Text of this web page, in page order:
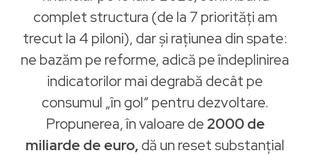
complet structura (de la 7 priorități am
trecut la 4 piloni), dar și rațiunea din spate:
ne bazăm pe reforme, adică pe îndeplinirea
indicatorilor mai degrabă decât pe
consumul „în gol“ pentru dezvoltare.
Propunerea, în valoare de 2000 de
miliarde de euro, dă un reset substanțial